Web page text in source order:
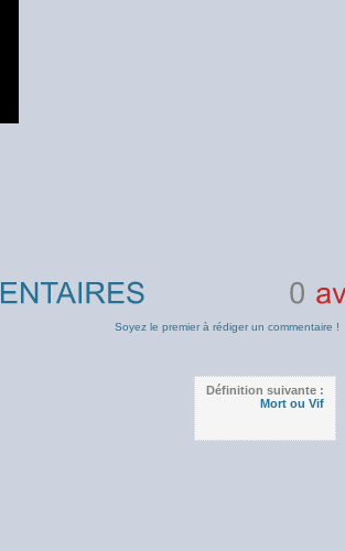
Soyez le premier à rédiger un commentaire !
Définition suivante :
Mort ou Vif